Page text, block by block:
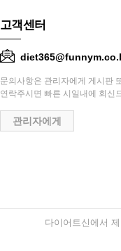
고객센터
문의사항은 관리자에게 게시판
연락주시면 빠른 시일내에 회신
관리자에게
다이어트신에서